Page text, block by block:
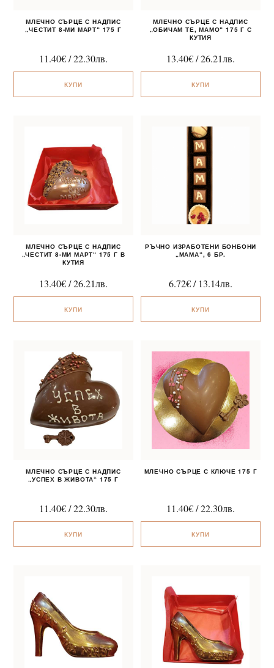
МЛЕЧНО СЪРЦЕ С НАДПИС
„ЧЕСТИТ 8-МИ МАРТ“ 175 Г
11.40€/22.30лв.
КУПИ
МЛЕЧНО СЪРЦЕ С НАДПИС
„ОБИЧАМ ТЕ, МАМО“ 175 Г С
КУТИЯ
13.40€/26.21лв.
КУПИ
МЛЕЧНО СЪРЦЕ С НАДПИС
„ЧЕСТИТ 8-МИ МАРТ“ 175 Г В
КУТИЯ
13.40€/26.21лв.
КУПИ
РЪЧНО ИЗРАБОТЕНИ БОНБОНИ
„МАМА“, 6 БР.
6.72€/ 13.14лв.
КУПИ
МЛЕЧНО СЪРЦЕ С НАДПИС
„УСПЕХ В ЖИВОТА“ 175 Г
11.40€/22.30лв.
КУПИ
МЛЕЧНО СЪРЦЕ С КЛЮЧЕ 175 Г
11.40€/22.30лв.
КУПИ